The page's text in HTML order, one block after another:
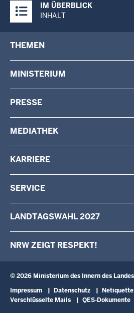
Inhalte
IM ÜBERBLICK
INHALT
menu
THEMEN
Beteiligung
Verwaltung
Vermessung
MINISTERIUM
Behörden & Einrichtungen
PRESSE
MEDIATHEK
KARRIERE
Ausbildung
Fortbildung
Landesqualifizierung für arbeitslose
SERVICE
Newsletter
Broschüren
Schulbesuche
LANDTAGSWAHL 2027
NRW ZEIGT RESPEKT!
© 2026 Ministerium des Innern des
Fußzeile
Impressum Datenschutz
Netiquette
Verschlüsselte Mails
QES-Dokumente